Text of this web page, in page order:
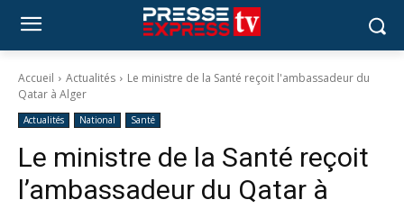
Accueil Actualités
Le ministre de la Santé reçoit l'ambassadeur du
Qatar à Alger
Actualités National Santé
Le ministre de la Santé reçoit
l’ambassadeur du Qatar à